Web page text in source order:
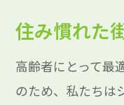
住み慣れた
高齢者にとって最
のため、私たちは